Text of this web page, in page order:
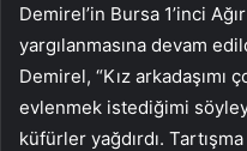
Demirel’in Bursa 1’inci
yargılanmasına devam
Demirel, “Kız arkadaşımı
evlenmek istediğimi
küfürler yağdırdı.